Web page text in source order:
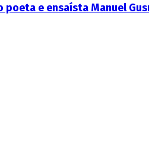
poeta e ensaísta Manuel